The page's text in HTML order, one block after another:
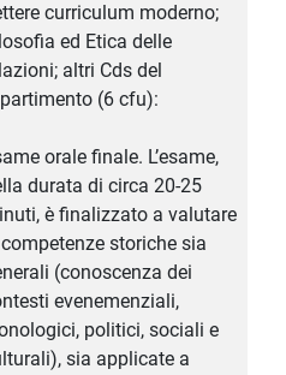
curriculum moderno;
ed Etica delle
altri Cds del
(6 cfu):
orale finale. L’esame,
durata di circa 20-25
è finalizzato a valutare
competenze storiche sia
(conoscenza dei
evenemenziali,
politici, sociali e
sia applicate a